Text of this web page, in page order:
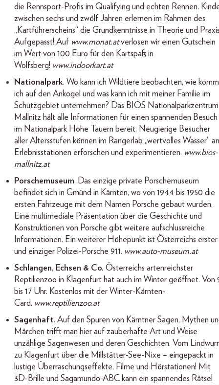
die Rennsport-Profis im Qualifying und echten Rennen.
zwischen sechs und zwölf Jahren erlernen im Rahmen des
„Kartführerscheins“ die Grundkenntnisse in Theorie und
Aufgepasst! Auf www.monat.atverlosen wir einen Gutschein
im Wert von 100 Euro für den Kartspaß in
Wolfsberg! www.indoorkart.at
Nationalpark. Wo kann ich Wildtiere beobachten, wie
ich auf den Ankogel und was kann ich mit meiner Familie im
Schutzgebiet unternehmen? Das BIOS Nationalparkzentrum
Mallnitz hält alle Informationen für einen spannenden Besuch
im Nationalpark Hohe Tauern bereit. Neugierige Besucher
aller Altersstufen können im Rangerlab „wertvolles Wasser“ an
Erlebnisstationen erforschen und experimentieren. www.bios-
mallnitz.at
Porschemuseum. Das einzige private Porschemuseum
befindet sich in Gmünd in Kärnten, wo von 1944 bis 1950 die
ersten Fahrzeuge mit dem Namen Porsche gebaut wurden.
Eine multimediale Präsentation über die Geschichte und
Konstruktionen von Porsche gibt weitere aufschlussreiche
Informationen. Ein weiterer Höhepunkt ist Österreichs erster
und einziger Polizei-Porsche 911. www.auto-museum.at
Schlangen, Echsen & Co. Österreichs artenreichster
Reptilienzoo in Klagenfurt hat auch im Winter geöffnet. Von
bis 17 Uhr. Kostenlos mit der Winter-Kärnten-
Card. www.reptilienzoo.at
Sagenhaft. Auf den Spuren von Kärntner Sagen, Mythen
Märchen trifft man hier auf zauberhafte Art und Weise
unzählige Sagenwesen und deren Geschichten. Vom
zu Klagenfurt über die Millstätter-See-Nixe – eingepackt in
lustige Überraschungseffekte, Filme und Hörstationen! Mit
3D-Brille und Sagamundo-ABC kann ein spannendes Rätsel